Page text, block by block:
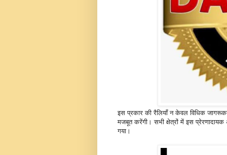
इस प्रकार की रैलियाँ न केवल विधिक
मजबूत करेंगी। सभी क्षेत्रों में इस प्रेरणादायक
गया।